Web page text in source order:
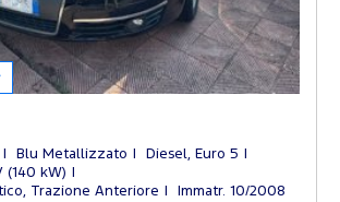
Blu Metallizzato
Diesel, Euro 5
(140 kW)
Trazione Anteriore
Immatr. 10/2008